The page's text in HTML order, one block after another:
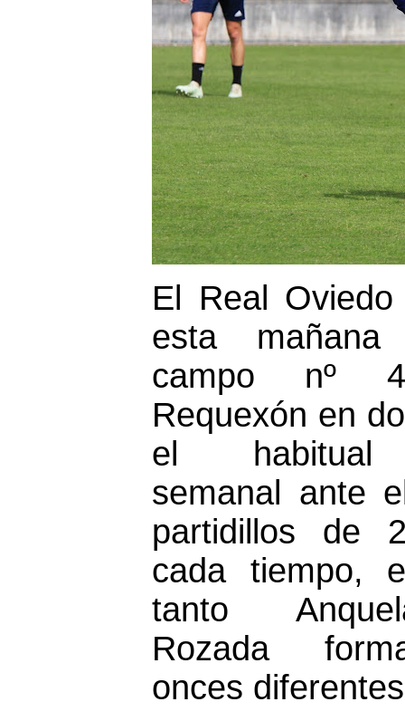
El Real
esta
campo nº
Requexón en
el habitual
semanal ante
partidillos de
cada tiempo,
tanto
Rozada
onces